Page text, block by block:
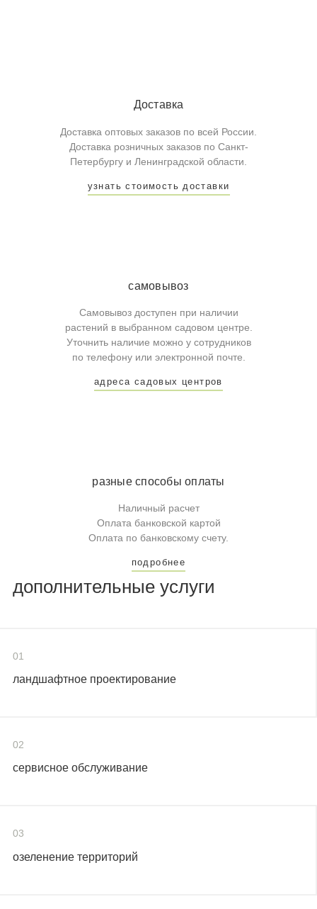
Доставка
Доставка оптовых заказов по всей России.
Доставка розничных заказов по Санкт-
Петербургу и Ленинградской области.
узнать стоимость доставки
самовывоз
Самовывоз доступен при наличии
растений в выбранном садовом центре.
Уточнить наличие можно у сотрудников
по телефону или электронной почте.
адреса садовых центров
разные способы оплаты
Наличный расчет
Оплата банковской картой
Оплата по банковскому счету.
подробнее
дополнительные услуги
01
ландшафтное проектирование
02
сервисное обслуживание
03
озеленение территорий